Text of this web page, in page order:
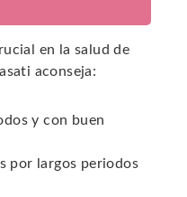
en la salud de
aconseja:
y con buen
por largos periodos